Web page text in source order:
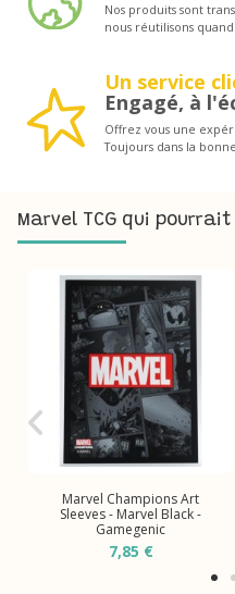
Nos produits sont
nous réutilisons
Un service
Engagé, à
Offrez vous une
Toujours dans la
Marvel TCG qui
Marvel Champions Art
Sleeves - Marvel Black -
Gamegenic
7,85 €